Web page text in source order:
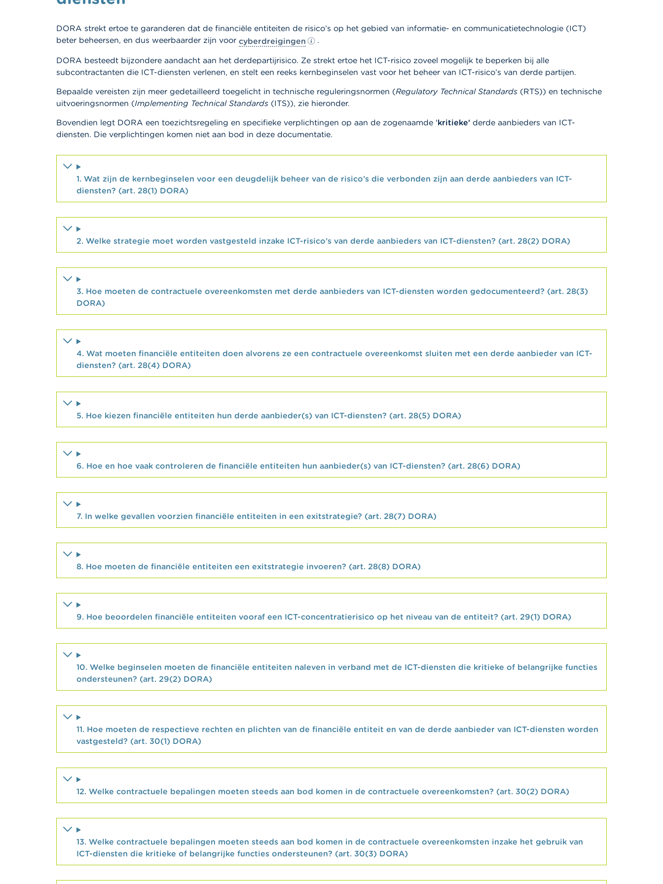
DORA strekt ertoe te garanderen dat de financiële entiteiten de risico’s op het gebied van informatie- en communicatietechnologie (ICT)
beter beheersen, en dus weerbaarder zijn voor cyberdreigingen .
DORA besteedt bijzondere aandacht aan het derdepartijrisico. Ze strekt ertoe het ICT-risico zoveel mogelijk te beperken bij alle
subcontractanten die ICT-diensten verlenen, en stelt een reeks kernbeginselen vast voor het beheer van ICT-risico’s van derde partijen.
Bepaalde vereisten zijn meer gedetailleerd toegelicht in technische reguleringsnormen (Regulatory Technical Standards (RTS)) en technische
uitvoeringsnormen (Implementing Technical Standards (ITS)), zie hieronder.
Bovendien legt DORA een toezichtsregeling en specifieke verplichtingen op aan de zogenaamde 'kritieke' derde aanbieders van ICT-
diensten. Die verplichtingen komen niet aan bod in deze documentatie.
1. Wat zijn de kernbeginselen voor een deugdelijk beheer van de risico’s die verbonden zijn aan derde aanbieders van ICT-
diensten? (art. 28(1) DORA)
2. Welke strategie moet worden vastgesteld inzake ICT-risico’s van derde aanbieders van ICT-diensten? (art. 28(2) DORA)
3. Hoe moeten de contractuele overeenkomsten met derde aanbieders van ICT-diensten worden gedocumenteerd? (art. 28(3)
DORA)
4. Wat moeten financiële entiteiten doen alvorens ze een contractuele overeenkomst sluiten met een derde aanbieder van ICT-
diensten? (art. 28(4) DORA)
5. Hoe kiezen financiële entiteiten hun derde aanbieder(s) van ICT-diensten? (art. 28(5) DORA)
6. Hoe en hoe vaak controleren de financiële entiteiten hun aanbieder(s) van ICT-diensten? (art. 28(6) DORA)
7. In welke gevallen voorzien financiële entiteiten in een exitstrategie? (art. 28(7) DORA)
8. Hoe moeten de financiële entiteiten een exitstrategie invoeren? (art. 28(8) DORA)
9. Hoe beoordelen financiële entiteiten vooraf een ICT-concentratierisico op het niveau van de entiteit? (art. 29(1) DORA)
10. Welke beginselen moeten de financiële entiteiten naleven in verband met de ICT-diensten die kritieke of belangrijke functies
ondersteunen? (art. 29(2) DORA)
11. Hoe moeten de respectieve rechten en plichten van de financiële entiteit en van de derde aanbieder van ICT-diensten worden
vastgesteld? (art. 30(1) DORA)
12. Welke contractuele bepalingen moeten steeds aan bod komen in de contractuele overeenkomsten? (art. 30(2) DORA)
13. Welke contractuele bepalingen moeten steeds aan bod komen in de contractuele overeenkomsten inzake het gebruik van
ICT-diensten die kritieke of belangrijke functies ondersteunen? (art. 30(3) DORA)